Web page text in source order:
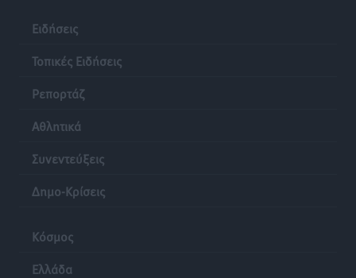
Ειδήσεις
Τοπικές Ειδήσεις
Ρεπορτάζ
Αθλητικά
Συνεντεύξεις
Δημο-Κρίσεις
Κόσμος
Ελλάδα